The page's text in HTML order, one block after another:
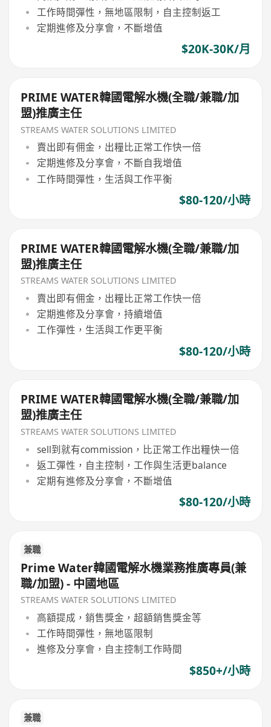
工作時間彈性，無地區限制，自主控制返工
定期進修及分享會，不斷增值
$20K-30K/月
PRIME WATER韓國電解水機(全職/兼職/加
盟)推廣主任
STREAMS WATER SOLUTIONS LIMITED
賣出即有佣金，出糧比正常工作快一倍
定期進修及分享會，不斷自我增值
工作時間彈性，生活與工作平衡
$80-120/小時
PRIME WATER韓國電解水機(全職/兼職/加
盟)推廣主任
STREAMS WATER SOLUTIONS LIMITED
賣出即有佣金，出糧比正常工作快一倍
定期進修及分享會，持續增值
工作彈性，生活與工作更平衡
$80-120/小時
PRIME WATER韓國電解水機(全職/兼職/加
盟)推廣主任
STREAMS WATER SOLUTIONS LIMITED
sell到就有commission，比正常工作出糧快一倍
返工彈性，自主控制，工作與生活更balance
定期有進修及分享會，不斷增值
$80-120/小時
兼職
Prime Water韓國電解水機業務推廣專員(兼
職/加盟) - 中國地區
STREAMS WATER SOLUTIONS LIMITED
高額提成，銷售獎金，超額銷售獎金等
工作時間彈性，無地區限制
進修及分享會，自主控制工作時間
$850+/小時
兼職